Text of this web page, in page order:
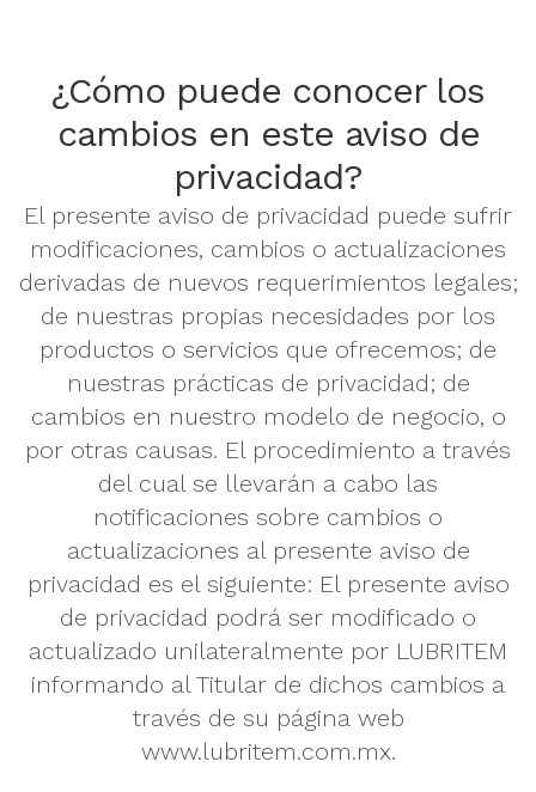
¿Cómo puede conocer los
cambios en este aviso de
privacidad?
El presente aviso de privacidad puede sufrir
modificaciones, cambios o actualizaciones
derivadas de nuevos requerimientos legales;
de nuestras propias necesidades por los
productos o servicios que ofrecemos; de
nuestras prácticas de privacidad; de
cambios en nuestro modelo de negocio, o
por otras causas. El procedimiento a través
del cual se llevarán a cabo las
notificaciones sobre cambios o
actualizaciones al presente aviso de
privacidad es el siguiente: El presente aviso
de privacidad podrá ser modificado o
actualizado unilateralmente por LUBRITEM
informando al Titular de dichos cambios a
través de su página web
www.lubritem.com.mx.